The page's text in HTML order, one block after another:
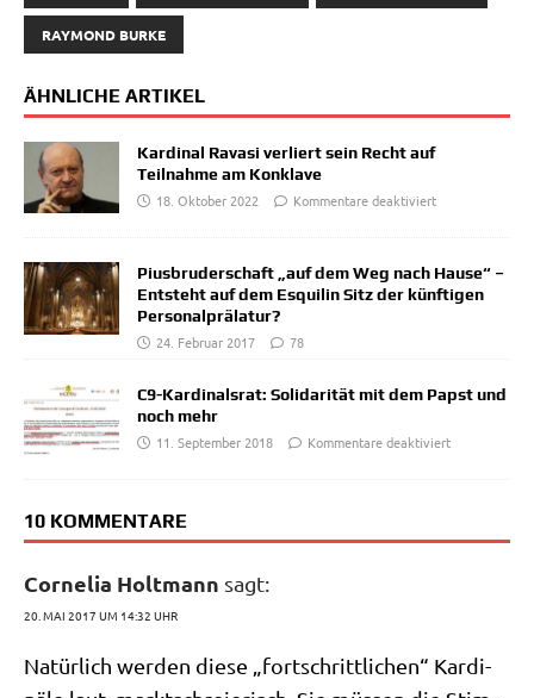
RAYMOND BURKE
ÄHNLICHE ARTIKEL
Kardinal Ravasi verliert sein Recht auf
Teilnahme am Konklave
18. Oktober 2022
Kommentare deaktiviert
Piusbruderschaft „auf dem Weg nach Hause“ –
Entsteht auf dem Esquilin Sitz der künftigen
Personalprälatur?
24. Februar 2017
78
C9-Kardinalsrat: Solidarität mit dem Papst und
noch mehr
11. September 2018
Kommentare deaktiviert
10 KOMMENTARE
Cornelia Holtmann sagt:
20. MAI 2017 UM 14:32 UHR
Natür­lich wer­den die­se „fort­schritt­li­chen“ Kar­di­